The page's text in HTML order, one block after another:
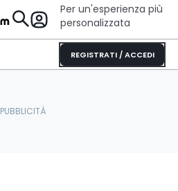
Per un'esperienza più
personalizzata
REGISTRATI / ACCEDI